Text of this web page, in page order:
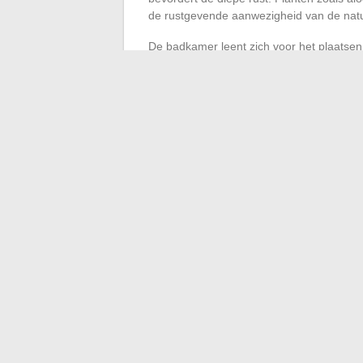
de rustgevende aanwezigheid van de
De badkamer leent zich voor het